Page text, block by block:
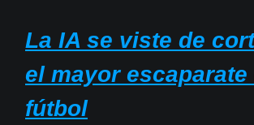
La IA se viste de
el mayor escaparate
fútbol